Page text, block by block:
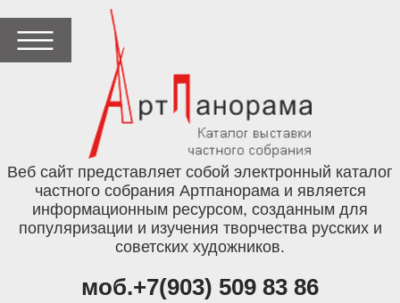
Веб сайт представляет собой электронный каталог
частного собрания Артпанорама и является
информационным ресурсом, созданным для
популяризации и изучения творчества русских и
советских художников.
моб.+7(903) 509 83 86